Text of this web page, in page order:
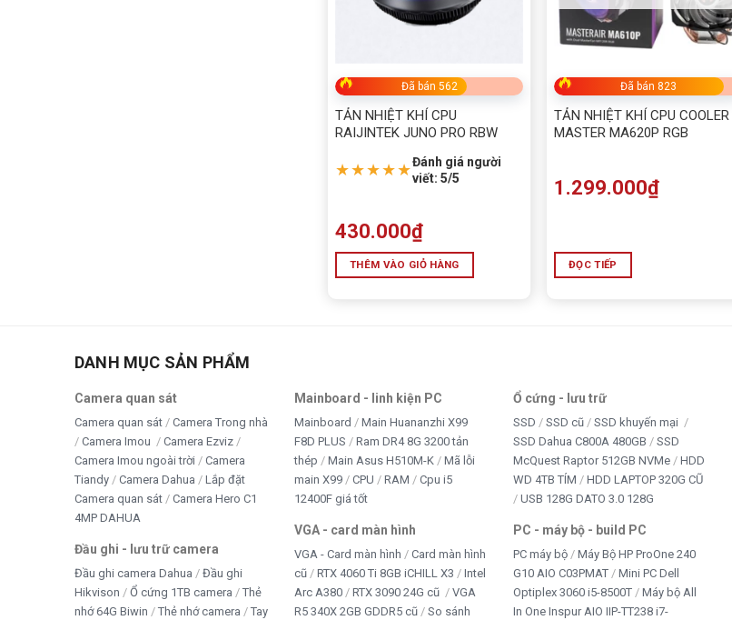
Đã bán 562
TẢN NHIỆT KHÍ CPU
RAIJINTEK JUNO PRO RBW
★★★★★Đánh giá người
viết: 5/5
430.000₫
THÊM VÀO GIỎ HÀNG
Đã bán 823
TẢN NHIỆT KHÍ CPU COOLER
MASTER MA620P RGB
1.299.000₫
ĐỌC TIẾP
DANH MỤC SẢN PHẨM
Camera quan sát
Camera quan sát
Camera Trong nhà
Camera Imou
Camera Ezviz
Camera Imou ngoài trời
Camera
Tiandy
Camera Dahua
Lắp đặt
Camera quan sát
Camera Hero C1
4MP DAHUA
Đầu ghi - lưu trữ camera
Đầu ghi camera Dahua
Đầu ghi
Hikvison
Ổ cứng 1TB camera
Thẻ
nhớ 64G Biwin
Thẻ nhớ camera
Tay
Mainboard - linh kiện PC
Mainboard
Main Huananzhi X99
F8D PLUS
Ram DR4 8G 3200 tản
thép
Main Asus H510M-K
Mã lỗi
main X99
CPU RAM
Cpu i5
12400F giá tốt
VGA - card màn hình
VGA - Card màn hình
Card màn hình
cũ
RTX 4060 Ti 8GB iCHILL X3
Intel
Arc A380
RTX 3090 24G cũ
VGA
R5 340X 2GB GDDR5 cũ
So sánh
Ổ cứng - lưu trữ
SSD SSD cũ
SSD khuyến mại
SSD Dahua C800A 480GB
SSD
McQuest Raptor 512GB NVMe
HDD
WD 4TB TÍM
HDD LAPTOP 320G CŨ
USB 128G DATO 3.0 128G
PC - máy bộ - build PC
PC máy bộ
Máy Bộ HP ProOne 240
G10 AIO C03PMAT
Mini PC Dell
Optiplex 3060 i5-8500T
Máy bộ All
In One Inspur AIO IIP-TT238 i7-